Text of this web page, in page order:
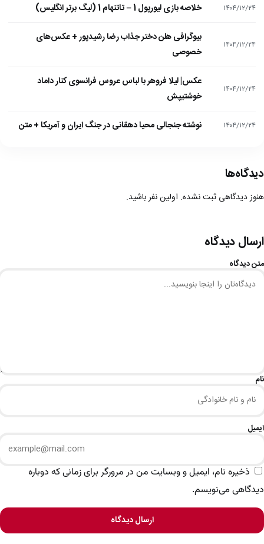
۱۴۰۴/۱۲/۲۴ خلاصه بازی لیورپول 1 – تاتنهام 1 (لیگ برتر انگلیس)
۱۴۰۴/۱۲/۲۴
بیوگرافی هلن دختر جذاب رضا رشیدپور + عکس‌های
خصوصی
۱۴۰۴/۱۲/۲۴
عکس| لیلا فروهر با لباس عروس فرانسوی کنار داماد
خوشتیپش
۱۴۰۴/۱۲/۲۴ نوشته جنجالی محیا دهقانی در جنگ ایران و آمریکا + متن
دیدگاه‌ها
هنوز دیدگاهی ثبت نشده. اولین نفر باشید.
ارسال دیدگاه
متن دیدگاه
نام
ایمیل
ذخیره نام، ایمیل و وبسایت من در مرورگر برای زمانی که دوباره
دیدگاهی می‌نویسم.
ارسال دیدگاه